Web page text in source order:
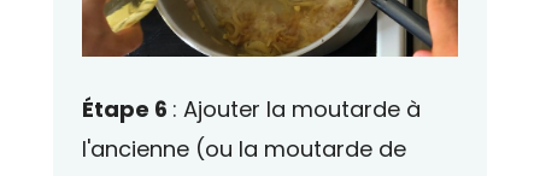
Étape 6 : Ajouter la moutarde à
l'ancienne (ou la moutarde de